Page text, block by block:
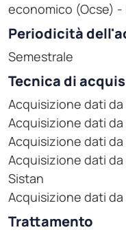
economico (Ocse) -
Periodicità
Semestrale
Tecnica di
Acquisizione dati
Acquisizione dati
Acquisizione dati
Acquisizione dati
Sistan
Acquisizione dati
Trattamento